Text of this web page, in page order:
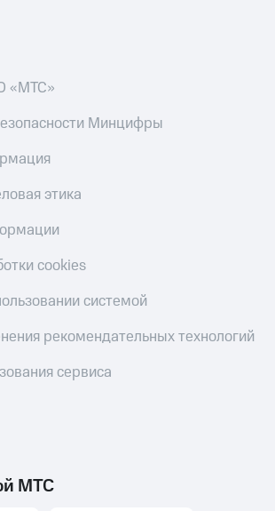
«МТС»
Минцифры
этика
cookies
системой
рекомендательных технологий
сервиса
МТС